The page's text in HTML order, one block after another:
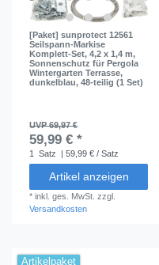
[Paket] sunprotect 12561
Seilspann-Markise
Komplett-Set, 4,2 x 1,4 m,
Sonnenschutz für Pergola
Wintergarten Terrasse,
dunkelblau, 48-teilig (1 Set)
UVP 69,97 €
59,99 € *
1 Satz | 59,99 € / Satz
Artikel anzeigen
*inkl. ges. MwSt. zzgl.
Versandkosten
Artikelpaket